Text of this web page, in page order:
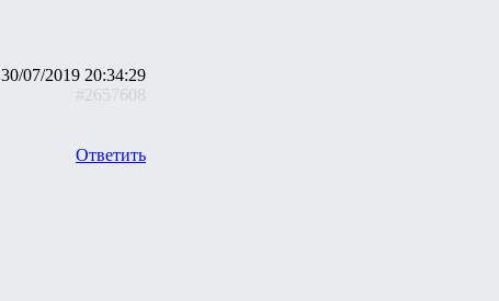
30/07/2019 20:34:29
#2657608
Ответить